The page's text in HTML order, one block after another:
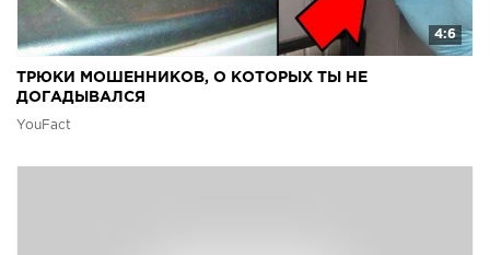
4:6
ТРЮКИ МОШЕННИКОВ, О КОТОРЫХ ТЫ НЕ
ДОГАДЫВАЛСЯ
YouFact